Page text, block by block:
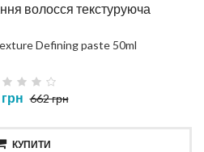
волосся текстуруюча
Defining paste 50ml
662 грн
КУПИТИ